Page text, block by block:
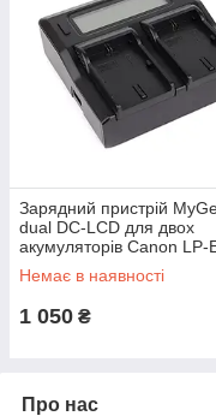
Зарядний пристрій
dual DC-LCD для двох
акумуляторів Canon LP-
AC кабель
Немає в наявності
1 050 ₴
Про нас